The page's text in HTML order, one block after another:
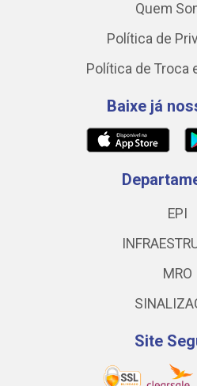
Quem
Política de
Política de Troca
Baixe já
EPI
MRO
Site